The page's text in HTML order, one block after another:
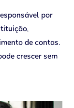
por
de contas.
crescer sem